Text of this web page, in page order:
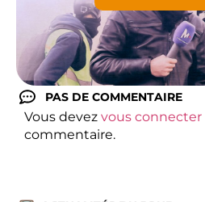
PAS DE COMMENTAIRE
Vous devez vous connecter
commentaire.